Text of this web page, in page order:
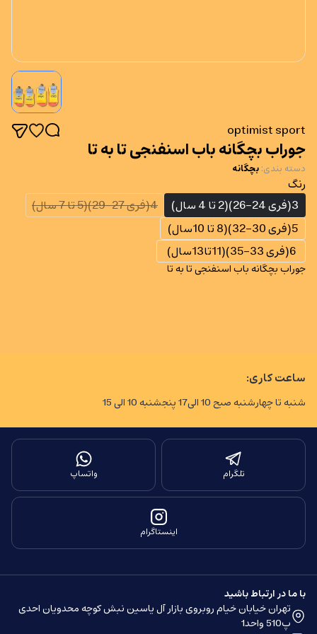
optimist sport
جوراب بچگانه باب اسنفنجی تا به تا
دسته بندی: بچگانه
رنگ
3(فری 24-26)(2 تا 4 سال)
4(فری 27-29)(5 تا 7 سال)
5(فری 30-32)(8 تا 10سال)
6(فری 33-35)(11تا13سال)
جوراب بچگانه باب اسنفنجی تا به تا
ساعت کاری:
شنبه تا چهارشنبه صبح 10 الی17 پنجشنبه 10 الی 15
تلگرام واتساپ
اینستاگرام
با ما در ارتباط باشید
تهران خیابان خیام روبروی بازار آل یاسین نبش کوچه محدویان احدی
پ510 واحد1